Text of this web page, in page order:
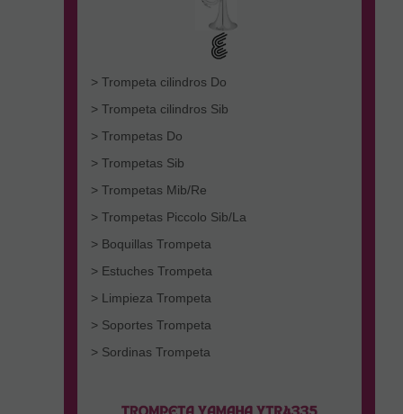
> Trompeta cilindros Do
> Trompeta cilindros Sib
> Trompetas Do
> Trompetas Sib
> Trompetas Mib/Re
> Trompetas Piccolo Sib/La
> Boquillas Trompeta
> Estuches Trompeta
> Limpieza Trompeta
> Soportes Trompeta
> Sordinas Trompeta